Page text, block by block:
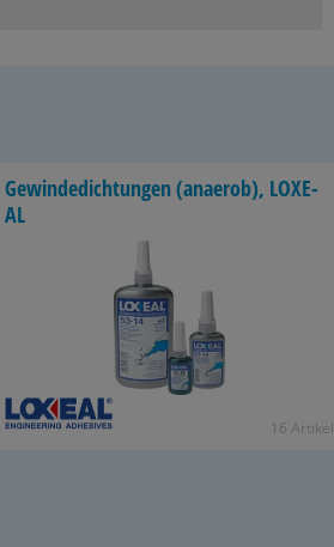
Ge­win­de­dich­tun­gen (an­ae­rob), LO­XE­
AL
16 Ar­ti­kel